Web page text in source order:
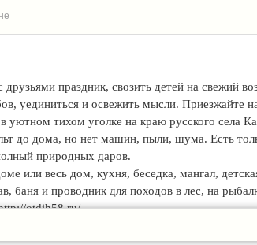
праздник, свозить детей на свежий
уединиться и освежить мысли. Приезжайте
тихом уголке на краю русского села
до дома, но нет машин, пыли, шума. Есть
природных даров.
или весь дом, кухня, беседка, мангал,
баня и проводник для походов в лес, на
otdih58.ru/